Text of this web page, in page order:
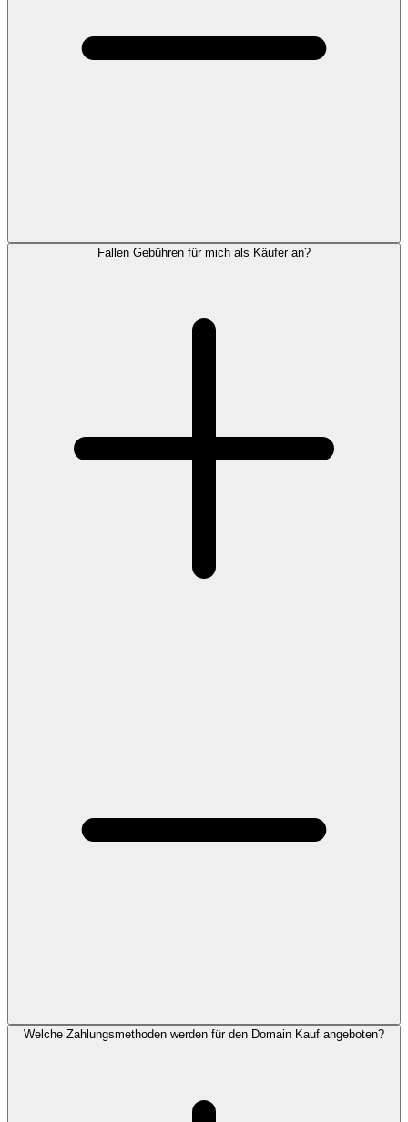
Fallen Gebühren für mich als Käufer an?
Welche Zahlungsmethoden werden für den Domain Kauf angeboten?